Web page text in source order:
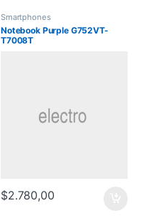
Smartphones
Notebook Purple G752VT-
T7008T
$2.780,00